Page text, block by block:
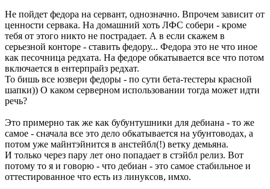
Не пойдет федора на сервант, однозначно. Впрочем зависит от
ценности сервака. На домашний хоть ЛФС собери - кроме
тебя от этого никто не пострадает. А в если скажем в
серьезной конторе - ставить федору... Федора это не что иное
как песочница редхата. На федоре обкатывается все что потом
включается в ентерпрайз редхат.
То бишь все юзвери федоры - по сути бета-тестеры красной
шапки)) О каком серверном использовании тогда может идти
речь?
Это примерно так же как бубунтушники для дебиана - то же
самое - сначала все это дело обкатывается на убунтоводах, а
потом уже майнтэйнится в анстейбл(!) ветку демьяна.
И только через пару лет оно попадает в стэйбл релиз. Вот
потому то я и говорю - что дебиан - это самое стабильное и
оттестированное что есть из линуксов, имхо.